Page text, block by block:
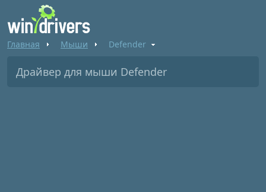
Главная Мыши Defender
Драйвер для мыши Defender